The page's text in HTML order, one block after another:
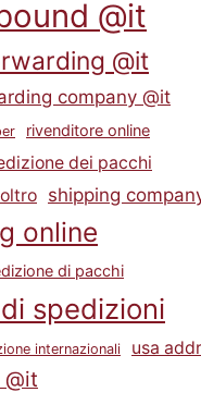
@it
@it
company @it
rivenditore online
dei pacchi
shipping
online
di pacchi
spedizioni
internazionali usa